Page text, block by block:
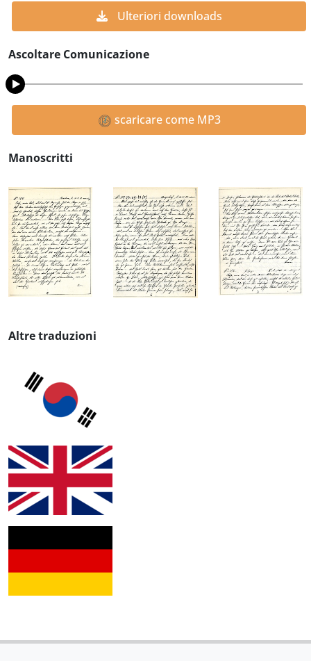
Ulteriori downloads
Ascoltare Comunicazione
scaricare come MP3
Manoscritti
Altre traduzioni